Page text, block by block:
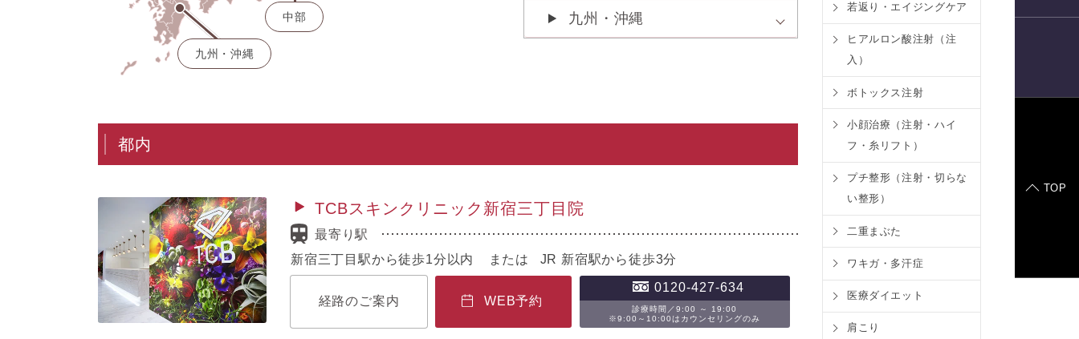
中部
九州・沖縄
九州・沖縄
都内
TCBスキンクリニック新宿三丁目院
最寄り駅
新宿三丁目駅から徒歩1分以内 または JR 新宿駅から徒歩3分
経路のご案内 WEB予約
0120-427-634
診療時間／9:00 ～ 19:00
※9:00～10:00はカウンセリングのみ
若返り・エイジングケア
ヒアルロン酸注射（注
入）
ボトックス注射
小顔治療（注射・ハイ
フ・糸リフト）
プチ整形（注射・切らな
い整形）
二重まぶた
ワキガ・多汗症
医療ダイエット
肩こり
TOP